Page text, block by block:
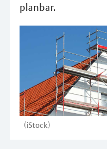
planbar.
(iStock)